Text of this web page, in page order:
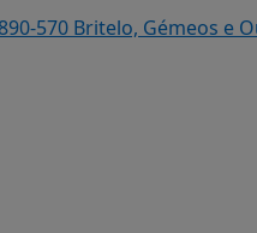
570 Britelo, Gémeos e